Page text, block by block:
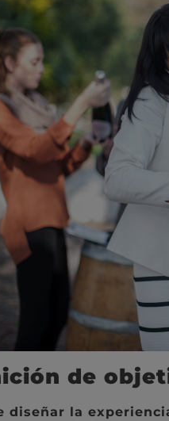
de
diseñar la